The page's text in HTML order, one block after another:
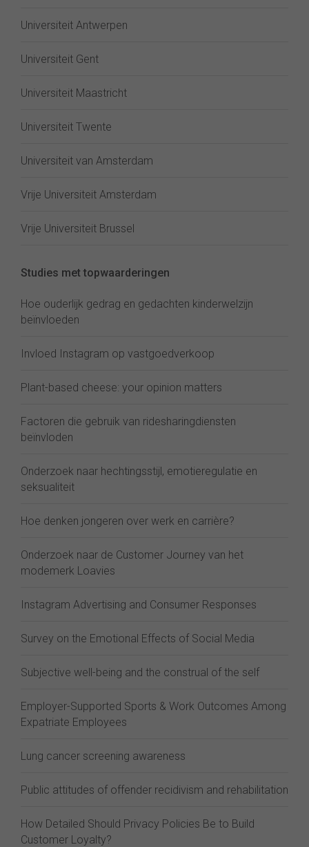
Universiteit Antwerpen
Universiteit Gent
Universiteit Maastricht
Universiteit Twente
Universiteit van Amsterdam
Vrije Universiteit Amsterdam
Vrije Universiteit Brussel
Studies met topwaarderingen
Hoe ouderlijk gedrag en gedachten kinderwelzijn
beïnvloeden
Invloed Instagram op vastgoedverkoop
Plant-based cheese: your opinion matters
Factoren die gebruik van ridesharingdiensten
beïnvloden
Onderzoek naar hechtingsstijl, emotieregulatie en
seksualiteit
Hoe denken jongeren over werk en carrière?
Onderzoek naar de Customer Journey van het
modemerk Loavies
Instagram Advertising and Consumer Responses
Survey on the Emotional Effects of Social Media
Subjective well-being and the construal of the self
Employer-Supported Sports & Work Outcomes Among
Expatriate Employees
Lung cancer screening awareness
Public attitudes of offender recidivism and rehabilitation
How Detailed Should Privacy Policies Be to Build
Customer Loyalty?